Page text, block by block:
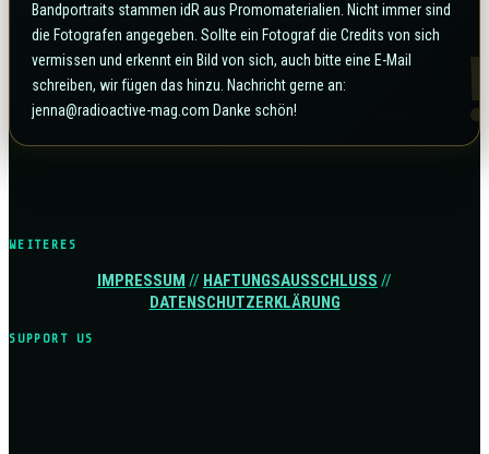
!
Bandportraits stammen idR aus Promomaterialien. Nicht immer sind
die Fotografen angegeben. Sollte ein Fotograf die Credits von sich
vermissen und erkennt ein Bild von sich, auch bitte eine E-Mail
schreiben, wir fügen das hinzu. Nachricht gerne an:
jenna@radioactive-mag.com Danke schön!
WEITERES
IMPRESSUM // HAFTUNGSAUSSCHLUSS //
DATENSCHUTZERKLÄRUNG
SUPPORT US